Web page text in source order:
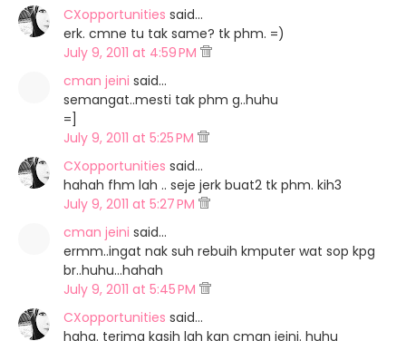
CXopportunities said…
erk. cmne tu tak same? tk phm. =)
July 9, 2011 at 4:59 PM
cman jeini said…
semangat..mesti tak phm g..huhu
=]
July 9, 2011 at 5:25 PM
CXopportunities said…
hahah fhm lah .. seje jerk buat2 tk phm. kih3
July 9, 2011 at 5:27 PM
cman jeini said…
ermm..ingat nak suh rebuih kmputer wat sop kpg
br..huhu...hahah
July 9, 2011 at 5:45 PM
CXopportunities said…
haha. terima kasih lah kan cman jeini. huhu